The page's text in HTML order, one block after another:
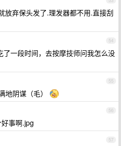
放弃保头发了.理发器都不用.直接刮
54
一段时间，去按摩技师问我怎么没
55
地阴谋（毛）
56
事啊.jpg
57